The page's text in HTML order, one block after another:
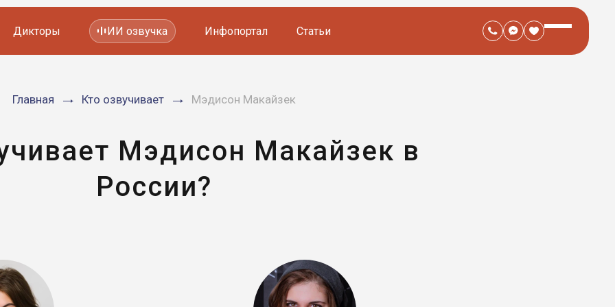
Мультфильмов
Дикторы ИИ озвучка Инфопортал Статьи
Главная Кто озвучивает Мэдисон Макайзек
Мэдисон Макайзек в
России?